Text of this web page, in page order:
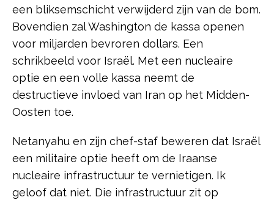
een bliksemschicht verwijderd zijn van de bom.
Bovendien zal Washington de kassa openen
voor miljarden bevroren dollars. Een
schrikbeeld voor Israël. Met een nucleaire
optie en een volle kassa neemt de
destructieve invloed van Iran op het Midden-
Oosten toe.
Netanyahu en zijn chef-staf beweren dat Israël
een militaire optie heeft om de Iraanse
nucleaire infrastructuur te vernietigen. Ik
geloof dat niet. Die infrastructuur zit op